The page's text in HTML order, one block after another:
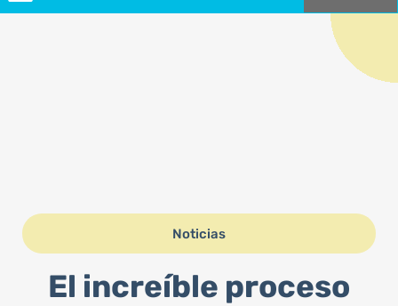
Noticias
El increíble proceso